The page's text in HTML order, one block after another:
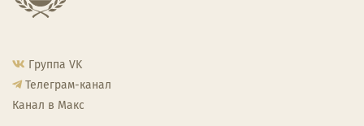
Группа VK
Телеграм-канал
Канал в Макс